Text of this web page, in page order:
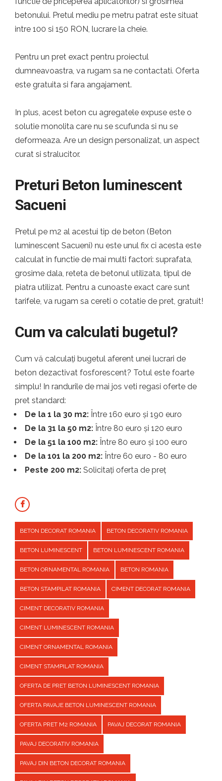
betonului. Pretul mediu pe metru patrat este situat
intre 100 si 150 RON, lucrare la cheie.
Pentru un pret exact pentru proiectul
dumneavoastra, va rugam sa ne contactati. Oferta
este gratuita si fara angajament.
In plus, acest beton cu agregatele expuse este o
solutie monolita care nu se scufunda si nu se
deformeaza. Are un design personalizat, un aspect
curat si stralucitor.
Preturi Beton luminescent
Sacueni
Pretul pe m2 al acestui tip de beton (Beton
luminescent Sacueni) nu este unul fix ci acesta este
calculat in functie de mai multi factori: suprafata,
grosime dala, reteta de betonul utilizata, tipul de
piatra utilizat. Pentru a cunoaste exact care sunt
tarifele, va rugam sa cereti o cotatie de pret, gratuit!
Cum va calculati bugetul?
Cum vă calculați bugetul aferent unei lucrari de
beton dezactivat fosforescent? Totul este foarte
simplu! In randurile de mai jos veti regasi oferte de
pret standard:
De la 1 la 30 m2: Între 160 euro și 190 euro
De la 31 la 50 m2: Între 80 euro și 120 euro
De la 51 la 100 m2: Între 80 euro și 100 euro
De la 101 la 200 m2: Între 60 euro - 80 euro
Peste 200 m2: Solicitați oferta de preț
BETON DECORAT ROMANIA BETON DECORATIV ROMANIA
BETON LUMINESCENT BETON LUMINESCENT ROMANIA
BETON ORNAMENTAL ROMANIA BETON ROMANIA
BETON STAMPILAT ROMANIA CIMENT DECORAT ROMANIA
CIMENT DECORATIV ROMANIA
CIMENT LUMINESCENT ROMANIA
CIMENT ORNAMENTAL ROMANIA
CIMENT STAMPILAT ROMANIA
OFERTA DE PRET BETON LUMINESCENT ROMANIA
OFERTA PAVAJE BETON LUMINESCENT ROMANIA
OFERTA PRET M2 ROMANIA PAVAJ DECORAT ROMANIA
PAVAJ DECORATIV ROMANIA
PAVAJ DIN BETON DECORAT ROMANIA